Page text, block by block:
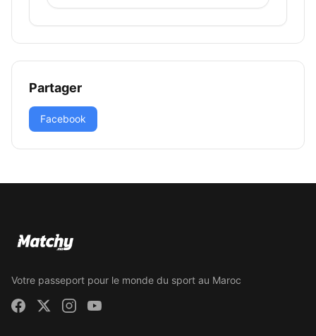
Partager
Facebook
Votre passeport pour le monde du sport au Maroc